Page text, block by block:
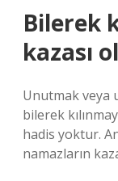
Bilerek
kazası
Unutmak veya
bilerek
hadis yoktur.
namazların